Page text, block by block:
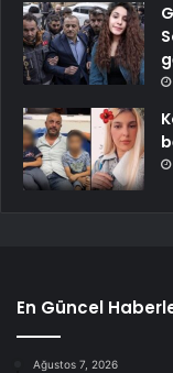
En Güncel
Ağustos 7, 2026